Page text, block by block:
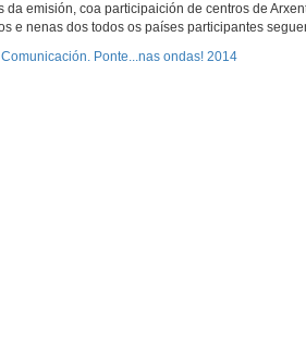
emisión, coa participaición de centros de
e nenas dos todos os países participantes
Ponte...nas ondas! 2014